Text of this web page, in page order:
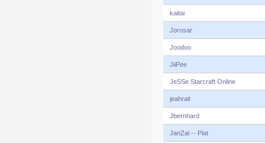
kaitai
Jorosar
Joodoo
JiiPee
JeSSe Starcraft Online
jeahrait
Jbernhard
JanZai -- Plat